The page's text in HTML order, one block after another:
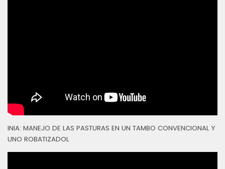
INIA: MANEJO DE LAS PASTURAS EN UN TAMBO CONVENCIONAL Y
UNO ROBATIZADOL